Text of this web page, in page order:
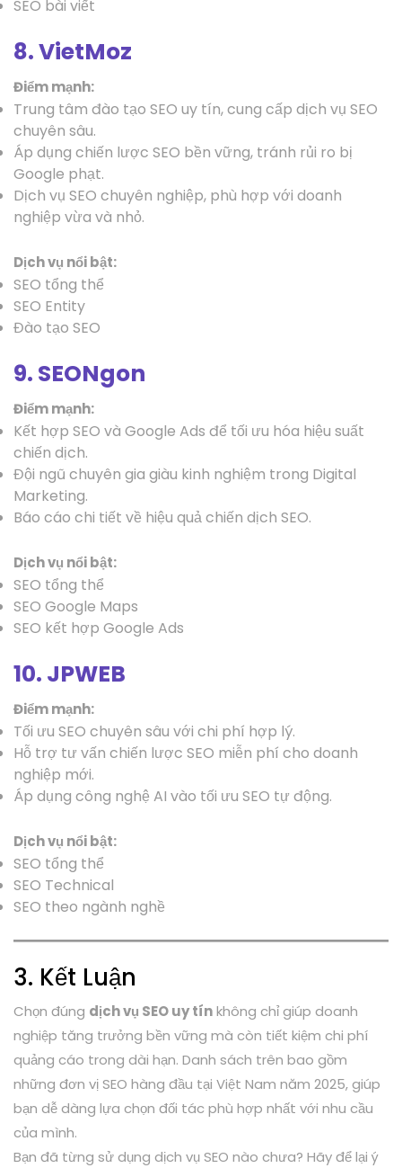
SEO bài viết
8. VietMoz
Điểm mạnh:
Trung tâm đào tạo SEO uy tín, cung cấp dịch vụ SEO
chuyên sâu.
Áp dụng chiến lược SEO bền vững, tránh rủi ro bị
Google phạt.
Dịch vụ SEO chuyên nghiệp, phù hợp với doanh
nghiệp vừa và nhỏ.
Dịch vụ nổi bật:
SEO tổng thể
SEO Entity
Đào tạo SEO
9. SEONgon
Điểm mạnh:
Kết hợp SEO và Google Ads để tối ưu hóa hiệu suất
chiến dịch.
Đội ngũ chuyên gia giàu kinh nghiệm trong Digital
Marketing.
Báo cáo chi tiết về hiệu quả chiến dịch SEO.
Dịch vụ nổi bật:
SEO tổng thể
SEO Google Maps
SEO kết hợp Google Ads
10. JPWEB
Điểm mạnh:
Tối ưu SEO chuyên sâu với chi phí hợp lý.
Hỗ trợ tư vấn chiến lược SEO miễn phí cho doanh
nghiệp mới.
Áp dụng công nghệ AI vào tối ưu SEO tự động.
Dịch vụ nổi bật:
SEO tổng thể
SEO Technical
SEO theo ngành nghề
3. Kết Luận
Chọn đúng dịch vụ SEO uy tínkhông chỉ giúp doanh
nghiệp tăng trưởng bền vững mà còn tiết kiệm chi phí
quảng cáo trong dài hạn. Danh sách trên bao gồm
những đơn vị SEO hàng đầu tại Việt Nam năm 2025, giúp
bạn dễ dàng lựa chọn đối tác phù hợp nhất với nhu cầu
của mình.
Bạn đã từng sử dụng dịch vụ SEO nào chưa? Hãy để lại ý